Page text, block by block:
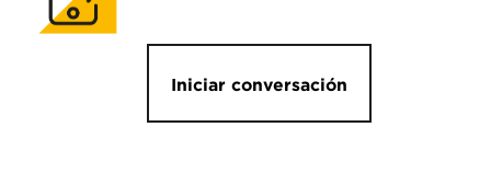
Iniciar conversación